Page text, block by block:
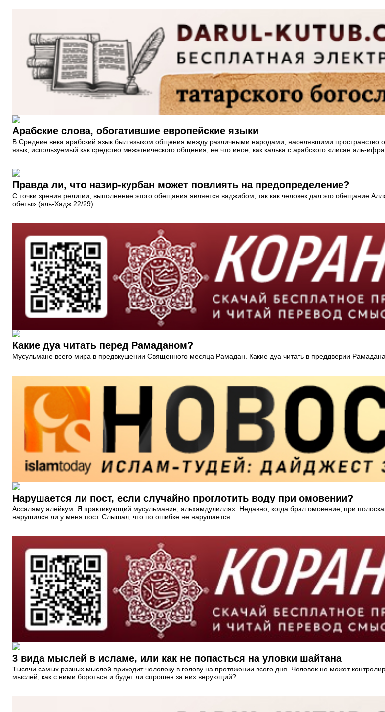
Арабские слова, обогатившие европейские языки
В Средние века арабский язык был языком общения между различными народами, населявшими
язык, используемый как средство межэтнического общения, не что иное, как калька с арабского «лисан аль-
Правда ли, что назир-курбан может повлиять на предопределение?
С точки зрения религии, выполнение этого обещания является ваджибом, так как человек дал это обещание
обеты» (аль-Хадж 22/29).
Какие дуа читать перед Рамаданом?
Мусульмане всего мира в предвкушении Священного месяца Рамадан. Какие дуа читать в преддверии
Нарушается ли пост, если случайно проглотить воду при омовении?
Ассаляму алейкум. Я практикующий мусульманин, альхамдулиллях. Недавно, когда брал омовение, при
нарушился ли у меня пост. Слышал, что по ошибке не нарушается.
3 вида мыслей в исламе, или как не попасться на уловки шайтана
Тысячи самых разных мыслей приходит человеку в голову на протяжении всего дня. Человек не может
мыслей, как с ними бороться и будет ли спрошен за них верующий?